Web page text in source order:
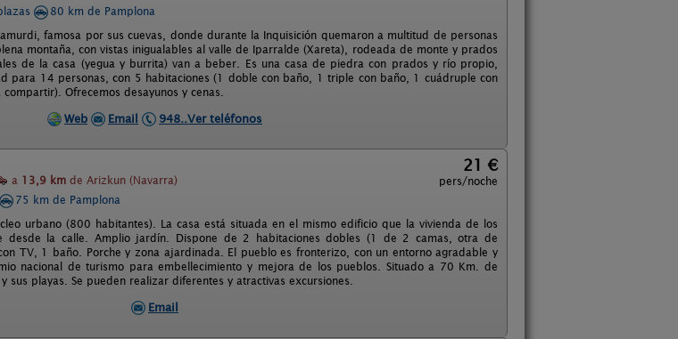
80 km de Pamplona
famosa por sus cuevas, donde durante la Inquisición quemaron a multitud de personas
montaña, con vistas inigualables al valle de Iparralde (Xareta), rodeada de monte y prados
de la casa (yegua y burrita) van a beber. Es una casa de piedra con prados y río propio,
para 14 personas, con 5 habitaciones (1 doble con baño, 1 triple con baño, 1 cuádruple con
Ofrecemos desayunos y cenas.
Web Email 948..Ver teléfonos
a 13,9 km de Arizkun (Navarra)
21 €
pers/noche
75 km de Pamplona
urbano (800 habitantes). La casa está situada en el mismo edificio que la vivienda de los
desde la calle. Amplio jardín. Dispone de 2 habitaciones dobles (1 de 2 camas, otra de
TV, 1 baño. Porche y zona ajardinada. El pueblo es fronterizo, con un entorno agradable y
nacional de turismo para embellecimiento y mejora de los pueblos. Situado a 70 Km. de
sus playas. Se pueden realizar diferentes y atractivas excursiones.
Email